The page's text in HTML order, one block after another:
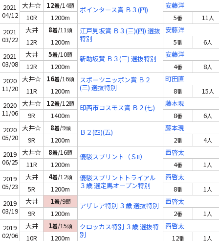
2021
04/12
大井☆ 12着/14頭 ポインタース賞 Ｂ３(四)
安藤洋
10R
1200m 5番 11人
2021
03/22
大井 8着/11頭
江戸見坂賞 Ｂ３(三)(四) 選抜
特別
安藤洋
12R
1200m 5番 6人
2021
03/08
大井 5着/10頭 新助坂賞 Ｂ３(三) 選抜特別
安藤洋
12R
1200m 4番 8人
2020
11/20
大井☆ 16着/16頭
スポーツニッポン賞 Ｂ２
(三) 選抜特別
町田直
11R
1200m 8番 15人
2020
11/06
大井☆ 12着/12頭 印西市コスモス賞 Ｂ２(七)
藤本現
9R
1400m 8番 6人
2020
05/20
大井☆ 8着/9頭 Ｂ２(四)(五)
藤本現
9R
1200m 2番 4人
2019
06/25
大井☆ 8着/16頭 優駿スプリント（ＳII）
西啓太
11R
1200m 4番 1人
2019
05/23
大井 4着/12頭
優駿スプリントトライアル
３歳 選定馬オープン特別
西啓太
5R
1200m 8番 1人
2019
03/19
大井 1着/9頭 アザレア特別 ３歳 選抜特別
西啓太
9R
1200m 2番 1人
2019
02/06
大井 1着/15頭
クロッカス特別 ３歳 選抜特
別
西啓太
10R
1200m 12番 1人